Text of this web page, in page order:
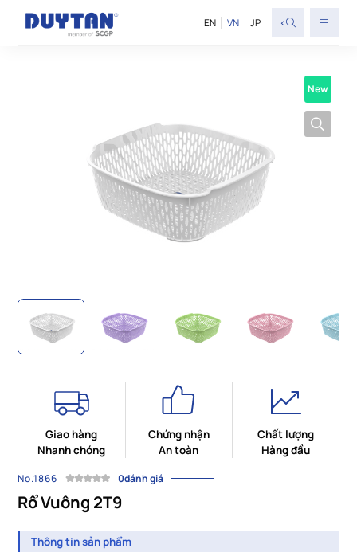
EN VN JP <
New
Giao hàng
Nhanh chóng
Chứng nhận
An toàn
Chất lượng
Hàng đầu
No.1866 0đánh giá
Rổ Vuông 2T9
Thông tin sản phẩm